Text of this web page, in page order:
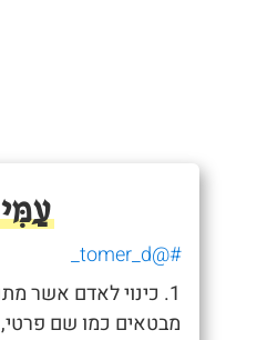
עַמִּי
#@tomer_d_
1. כינוי לאדם אשר
מבטאים כמו שם